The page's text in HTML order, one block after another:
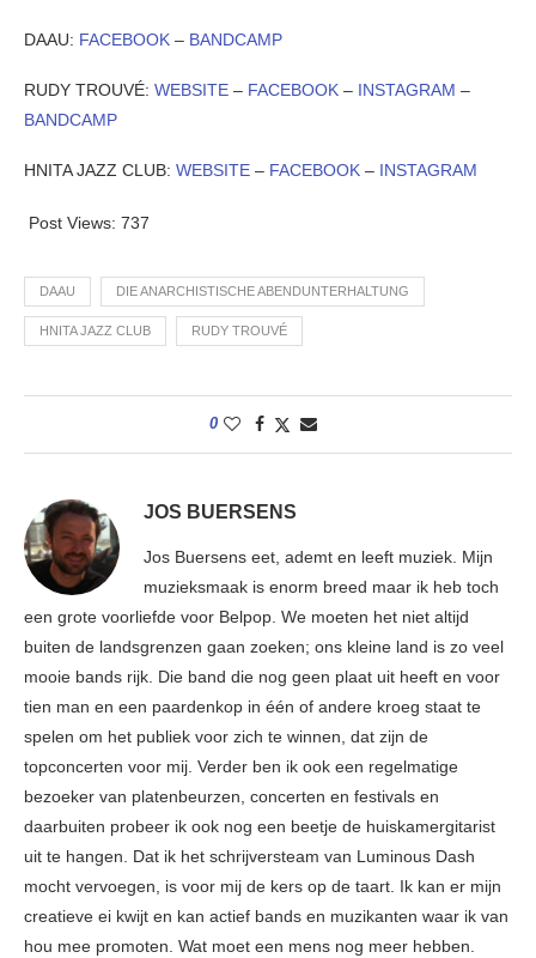
DAAU: FACEBOOK – BANDCAMP
RUDY TROUVÉ: WEBSITE – FACEBOOK – INSTAGRAM –
BANDCAMP
HNITA JAZZ CLUB: WEBSITE – FACEBOOK – INSTAGRAM
Post Views: 737
DAAU DIE ANARCHISTISCHE ABENDUNTERHALTUNG
HNITA JAZZ CLUB RUDY TROUVÉ
0
JOS BUERSENS
Jos Buersens eet, ademt en leeft muziek. Mijn
muzieksmaak is enorm breed maar ik heb toch
een grote voorliefde voor Belpop. We moeten het niet altijd
buiten de landsgrenzen gaan zoeken; ons kleine land is zo veel
mooie bands rijk. Die band die nog geen plaat uit heeft en voor
tien man en een paardenkop in één of andere kroeg staat te
spelen om het publiek voor zich te winnen, dat zijn de
topconcerten voor mij. Verder ben ik ook een regelmatige
bezoeker van platenbeurzen, concerten en festivals en
daarbuiten probeer ik ook nog een beetje de huiskamergitarist
uit te hangen. Dat ik het schrijversteam van Luminous Dash
mocht vervoegen, is voor mij de kers op de taart. Ik kan er mijn
creatieve ei kwijt en kan actief bands en muzikanten waar ik van
hou mee promoten. Wat moet een mens nog meer hebben.